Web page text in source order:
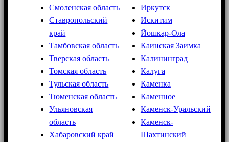
Смоленская область
Ставропольский
край
Тамбовская область
Тверская область
Томская область
Тульская область
Тюменская область
Ульяновская
область
Хабаровский край
Иркутск
Искитим
Йошкар-Ола
Каинская Заимка
Калининград
Калуга
Каменка
Каменное
Каменск-Уральский
Каменск-
Шахтинский